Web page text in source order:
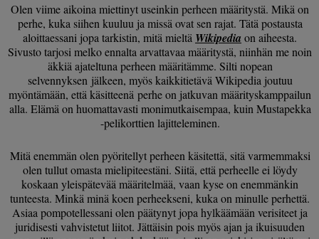
Olen viime aikoina miettinyt useinkin perheen määritystä. Mikä on
perhe, kuka siihen kuuluu ja missä ovat sen rajat. Tätä postausta
aloittaessani jopa tarkistin, mitä mieltä Wikipedia on aiheesta.
Sivusto tarjosi melko ennalta arvattavaa määritystä, niinhän me noin
äkkiä ajateltuna perheen määritämme. Silti nopean
selvennyksen jälkeen, myös kaikkitietävä Wikipedia joutuu
myöntämään, että käsitteenä perhe on jatkuvan määrityskamppailun
alla. Elämä on huomattavasti monimutkaisempaa, kuin Mustapekka
-pelikorttien lajitteleminen.
Mitä enemmän olen pyöritellyt perheen käsitettä, sitä varmemmaksi
olen tullut omasta mielipiteestäni. Siitä, että perheelle ei löydy
koskaan yleispätevää määritelmää, vaan kyse on enemmänkin
tunteesta. Minkä minä koen perheekseni, kuka on minulle perhettä.
Asiaa pompotellessani olen päätynyt jopa hylkäämään verisiteet ja
juridisesti vahvistetut liitot. Jättäisin pois myös ajan ja ikuisuuden